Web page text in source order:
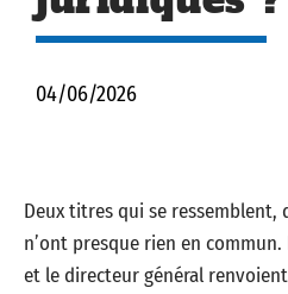
04/06/2026
Deux titres qui se ressemblent,
n’ont presque rien en
et le directeur général